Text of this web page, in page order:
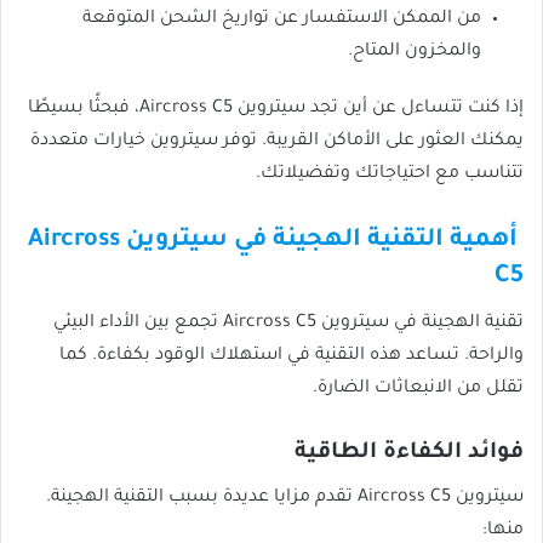
من الممكن الاستفسار عن تواريخ الشحن المتوقعة
والمخزون المتاح.
إذا كنت تتساءل عن أين تجد سيتروين Aircross C5، فبحثًا بسيطًا
يمكنك العثور على الأماكن القريبة. توفر سيتروين خيارات متعددة
تتناسب مع احتياجاتك وتفضيلاتك.
أهمية التقنية الهجينة في سيتروين Aircross
C5
تقنية الهجينة في سيتروين Aircross C5 تجمع بين الأداء البيئي
والراحة. تساعد هذه التقنية في استهلاك الوقود بكفاءة. كما
تقلل من الانبعاثات الضارة.
فوائد الكفاءة الطاقية
سيتروين Aircross C5 تقدم مزايا عديدة بسبب التقنية الهجينة.
منها: